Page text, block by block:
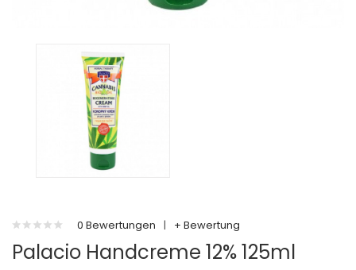
0 Bewertungen | + Bewertung
Palacio Handcreme 12% 125ml